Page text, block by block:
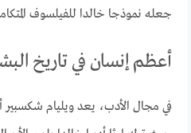
جعله نموذجا خالدا للفيلسوف
أعظم إنسان في تاريخ
في مجال الأدب، يعد ويليام شكسبير